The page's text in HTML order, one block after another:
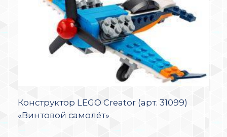
Конструктор LEGO Creator (арт. 31099)
«Винтовой самолёт»